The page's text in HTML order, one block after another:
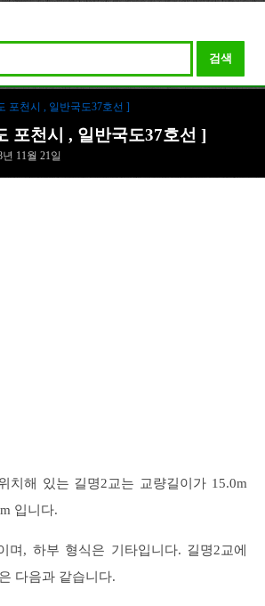
검색
포천시 , 일반국도37호선 ]
포천시 , 일반국도37호선 ]
년 11월 21일
치해 있는 길명2교는 교량길이가 15.0m
입니다.
며, 하부 형식은 기타입니다. 길명2교에
다음과 같습니다.